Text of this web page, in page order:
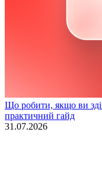
Що робити, якщо ви
практичний гайд
31.07.2026